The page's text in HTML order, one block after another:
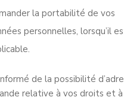
la portabilité de vos
personnelles, lorsqu’il
de la possibilité
relative à vos droits et à